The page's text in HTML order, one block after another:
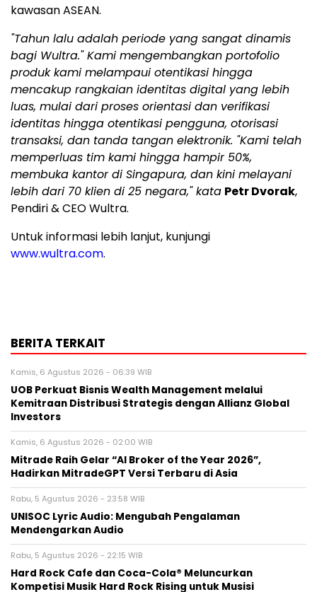
kawasan ASEAN.
"Tahun lalu adalah periode yang sangat dinamis
bagi Wultra." Kami mengembangkan portofolio
produk kami melampaui otentikasi hingga
mencakup rangkaian identitas digital yang lebih
luas, mulai dari proses orientasi dan verifikasi
identitas hingga otentikasi pengguna, otorisasi
transaksi, dan tanda tangan elektronik. "Kami telah
memperluas tim kami hingga hampir 50%,
membuka kantor di Singapura, dan kini melayani
lebih dari 70 klien di 25 negara," kata Petr Dvorak,
Pendiri & CEO Wultra.
Untuk informasi lebih lanjut, kunjungi
www.wultra.com.
BERITA TERKAIT
Kamis, 6 Agustus 2026 - 06:39 WIB
UOB Perkuat Bisnis Wealth Management melalui
Kemitraan Distribusi Strategis dengan Allianz Global
Investors
Kamis, 6 Agustus 2026 - 02:00 WIB
Mitrade Raih Gelar “AI Broker of the Year 2026”,
Hadirkan MitradeGPT Versi Terbaru di Asia
Rabu, 5 Agustus 2026 - 23:58 WIB
UNISOC Lyric Audio: Mengubah Pengalaman
Mendengarkan Audio
Rabu, 5 Agustus 2026 - 22:15 WIB
Hard Rock Cafe dan Coca-Cola® Meluncurkan
Kompetisi Musik Hard Rock Rising untuk Musisi